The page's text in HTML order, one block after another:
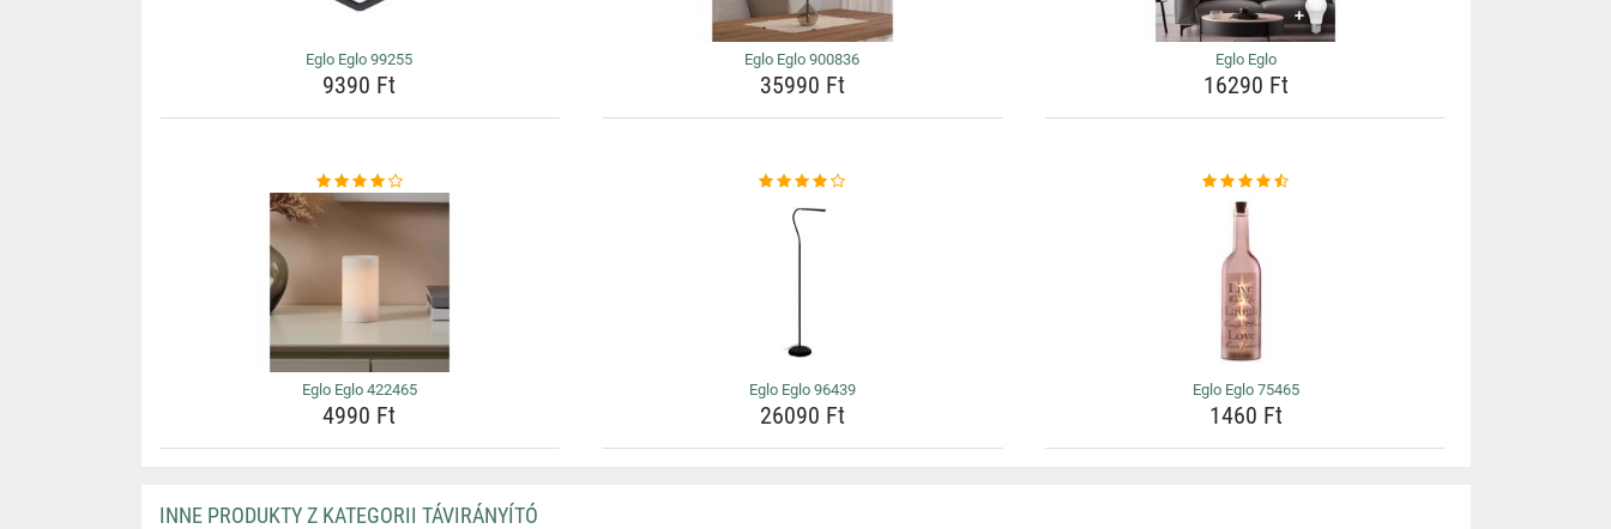
Eglo Eglo 99255
9390 Ft
Eglo Eglo 900836
35990 Ft
Eglo Eglo
16290 Ft
Eglo Eglo 422465
4990 Ft
Eglo Eglo 96439
26090 Ft
Eglo Eglo 75465
1460 Ft
INNE PRODUKTY Z KATEGORII TÁVIRÁNYÍTÓ